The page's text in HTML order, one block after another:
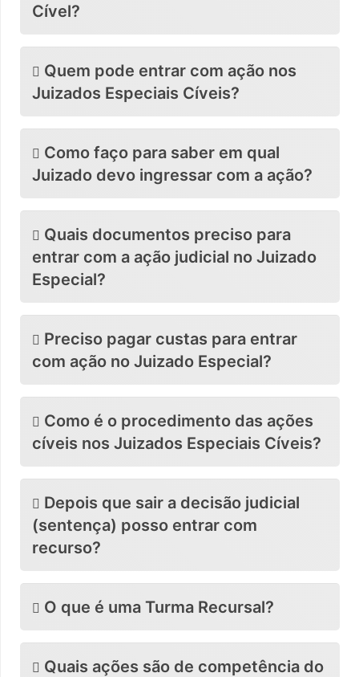
Cível?
Quem pode entrar com ação nos
Juizados Especiais Cíveis?
Como faço para saber em qual
Juizado devo ingressar com a ação?
Quais documentos preciso para
entrar com a ação judicial no Juizado
Especial?
Preciso pagar custas para entrar
com ação no Juizado Especial?
Como é o procedimento das ações
cíveis nos Juizados Especiais Cíveis?
Depois que sair a decisão judicial
(sentença) posso entrar com
recurso?
O que é uma Turma Recursal?
Quais ações são de competência do